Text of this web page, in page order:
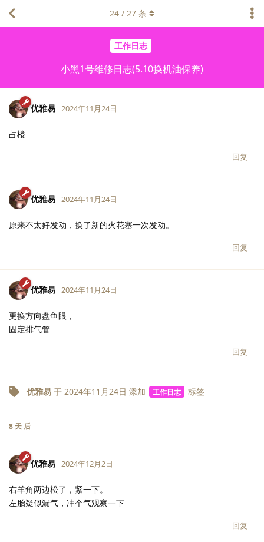
工作日志
小黑1号维修日志(5.10换机油保养)
24 / 27 条
优雅易 2024年11月24日
占楼
回复
优雅易 2024年11月24日
原来不太好发动，换了新的火花塞一次发动。
回复
优雅易 2024年11月24日
更换方向盘鱼眼，
固定排气管
回复
优雅易 于 2024年11月24日 添加 工作日志 标签
8 天 后
优雅易 2024年12月2日
右羊角两边松了，紧一下。
左胎疑似漏气，冲个气观察一下
回复